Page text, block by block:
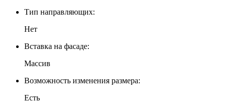
Тип направляющих:
Нет
Вставка на фасаде:
Массив
Возможность изменения размера:
Есть